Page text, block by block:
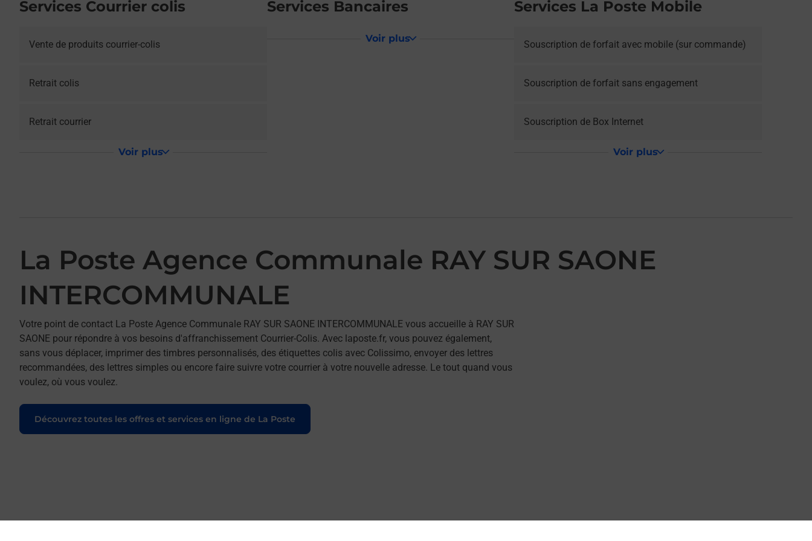
Services Courrier colis
Vente de produits courrier-colis
Retrait colis
Retrait courrier
Voir plus
Services Bancaires
Voir plus
Services La Poste Mobile
Souscription de forfait avec mobile (sur commande)
Souscription de forfait sans engagement
Souscription de Box Internet
Voir plus
La Poste Agence Communale RAY SUR SAONE
INTERCOMMUNALE
Votre point de contact La Poste Agence Communale RAY SUR SAONE INTERCOMMUNALE vous accueille à RAY SUR
SAONE pour répondre à vos besoins d'affranchissement Courrier-Colis. Avec laposte.fr, vous pouvez également,
sans vous déplacer, imprimer des timbres personnalisés, des étiquettes colis avec Colissimo, envoyer des lettres
recommandées, des lettres simples ou encore faire suivre votre courrier à votre nouvelle adresse. Le tout quand vous
voulez, où vous voulez.
Découvrez toutes les offres et services en ligne de La Poste